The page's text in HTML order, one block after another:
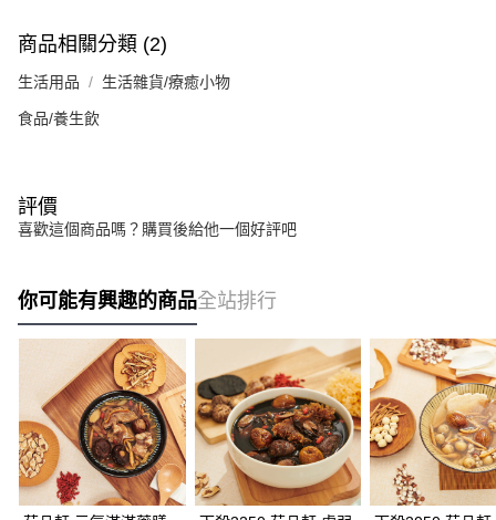
商品相關分類 (2)
生活用品 生活雜貨/療癒小物
食品/養生飲
評價
喜歡這個商品嗎？購買後給他一個好評吧
你可能有興趣的商品全站排行